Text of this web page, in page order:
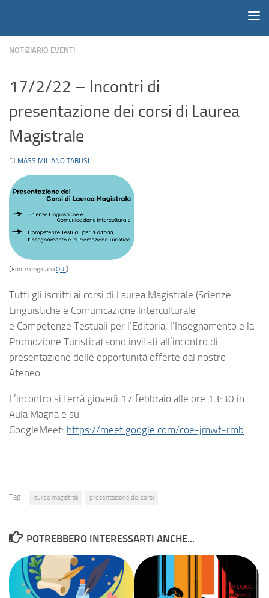
NOTIZIARIO EVENTI
17/2/22 – Incontri di
presentazione dei corsi di Laurea
Magistrale
DI MASSIMILIANO TABUSI
[Fonte originariaQUI]
Tutti gli iscritti ai corsi di Laurea Magistrale (Scienze
Linguistiche e Comunicazione Interculturale
e Competenze Testuali per l’Editoria, l’Insegnamento e la
Promozione Turistica) sono invitati all’incontro di
presentazione delle opportunità offerte dal nostro
Ateneo.
L’incontro si terrà giovedì 17 febbraio alle ore 13:30 in
Aula Magna e su
GoogleMeet: https://meet.google.com/coe-jmwf-rmb
Tag: lauree magistrali presentazione dei corsi
POTREBBERO INTERESSARTI ANCHE...